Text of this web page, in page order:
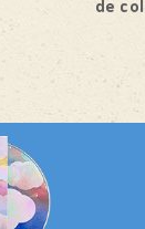
de